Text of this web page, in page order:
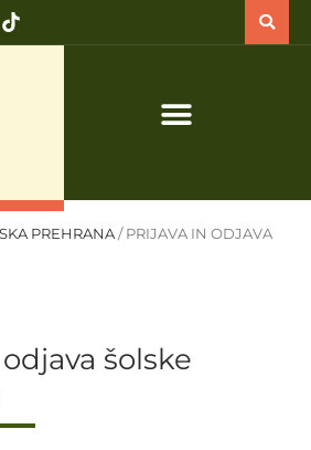
PREHRANA / PRIJAVA IN ODJAVA
šolske